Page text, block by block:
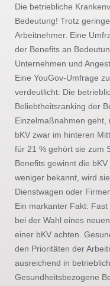
Die betriebliche
Bedeutung! Trotz
Arbeitnehmer. Eine
der Benefits an
Unternehmen und
Eine YouGov-Umfrage
verdeutlicht: Die
Beliebtheitsranking der
Einzelmaßnahmen
bKV zwar im hinteren
für 21 % gehört sie zum
Benefits gewinnt die
weniger bekannt, wird
Dienstwagen oder
Ein markanter Fakt:
bei der Wahl eines
einer bKV achten.
den Prioritäten der
ausreichend in
Gesundheitsbezogene